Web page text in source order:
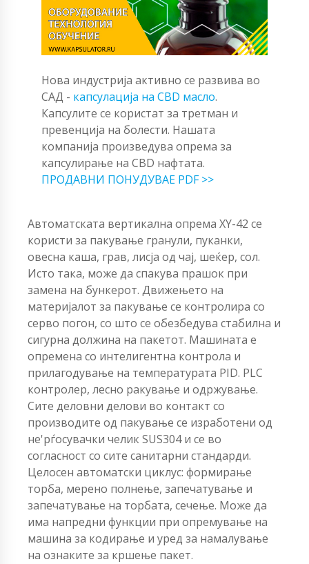
Нова индустрија активно се развива во
САД - капсулација на CBD масло.
Капсулите се користат за третман и
превенција на болести. Нашата
компанија произведува опрема за
капсулирање на CBD нафтата.
ПРОДАВНИ ПОНУДУВАЕ PDF >>
Автоматската вертикална опрема XY-42 се
користи за пакување гранули, пуканки,
овесна каша, грав, лисја од чај, шеќер, сол.
Исто така, може да спакува прашок при
замена на бункерот. Движењето на
материјалот за пакување се контролира со
серво погон, со што се обезбедува стабилна и
сигурна должина на пакетот. Машината е
опремена со интелигентна контрола и
прилагодување на температурата PID. PLC
контролер, лесно ракување и одржување.
Сите деловни делови во контакт со
производите од пакување се изработени од
не'рѓосувачки челик SUS304 и се во
согласност со сите санитарни стандарди.
Целосен автоматски циклус: формирање
торба, мерено полнење, запечатување и
запечатување на торбата, сечење. Може да
има напредни функции при опремување на
машина за кодирање и уред за намалување
на ознаките за кршење пакет.